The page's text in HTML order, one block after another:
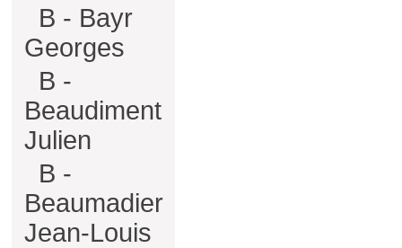
B - Bayr
Georges
B -
Beaudiment
Julien
B -
Beaumadier
Jean-Louis